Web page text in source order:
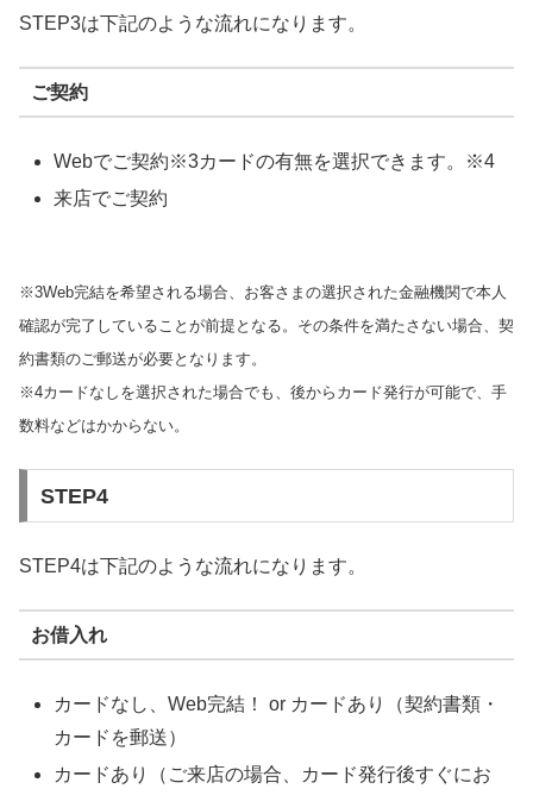
STEP3は下記のような流れになります。
ご契約
Webでご契約※3カードの有無を選択できます。※4
来店でご契約
※3Web完結を希望される場合、お客さまの選択された金融機関で本人
確認が完了していることが前提となる。その条件を満たさない場合、契
約書類のご郵送が必要となります。
※4カードなしを選択された場合でも、後からカード発行が可能で、手
数料などはかからない。
STEP4
STEP4は下記のような流れになります。
お借入れ
カードなし、Web完結！ or カードあり（契約書類・
カードを郵送）
カードあり（ご来店の場合、カード発行後すぐにお